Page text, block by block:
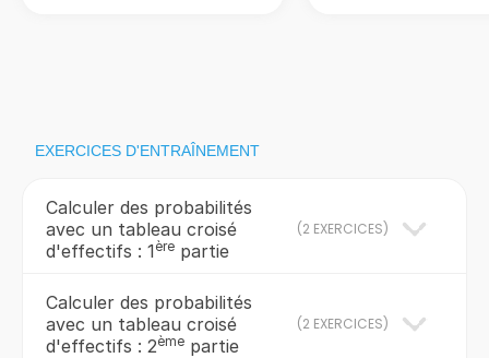
EXERCICES D'ENTRAÎNEMENT
Calculer des probabilités
avec un tableau croisé
d'effectifs : 1ère partie
(2 EXERCICES)
Calculer des probabilités
avec un tableau croisé
d'effectifs : 2ème partie
(2 EXERCICES)